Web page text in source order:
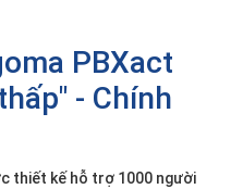
PBXact
- Chính
thiết kế hỗ trợ 1000 người